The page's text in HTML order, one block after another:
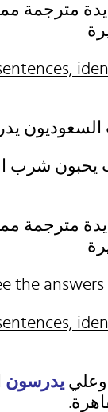
مترجمة
يحبون شرب
مترجمة
the
يدرسون